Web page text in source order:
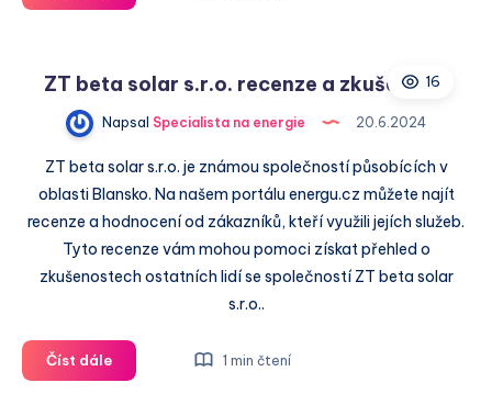
clever
recenze
16
ZT beta solar s.r.o. recenze a zkušenosti
Napsal Specialista na energie 20.6.2024
ZT beta solar s.r.o. je známou společností působících v
oblasti Blansko. Na našem portálu energu.cz můžete najít
recenze a hodnocení od zákazníků, kteří využili jejích služeb.
Tyto recenze vám mohou pomoci získat přehled o
zkušenostech ostatních lidí se společností ZT beta solar
s.r.o..
Číst dáleZT
beta
1 min čtení